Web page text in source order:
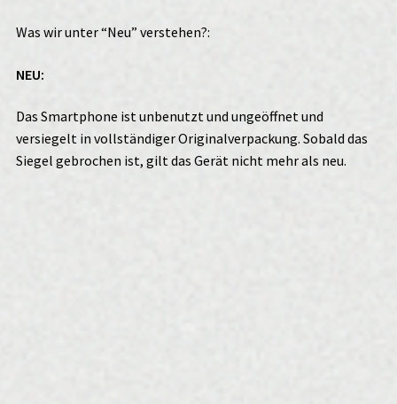
Was wir unter “Neu” verstehen?:
NEU:
Das Smartphone ist unbenutzt und ungeöffnet und
versiegelt in vollständiger Originalverpackung. Sobald das
Siegel gebrochen ist, gilt das Gerät nicht mehr als neu.